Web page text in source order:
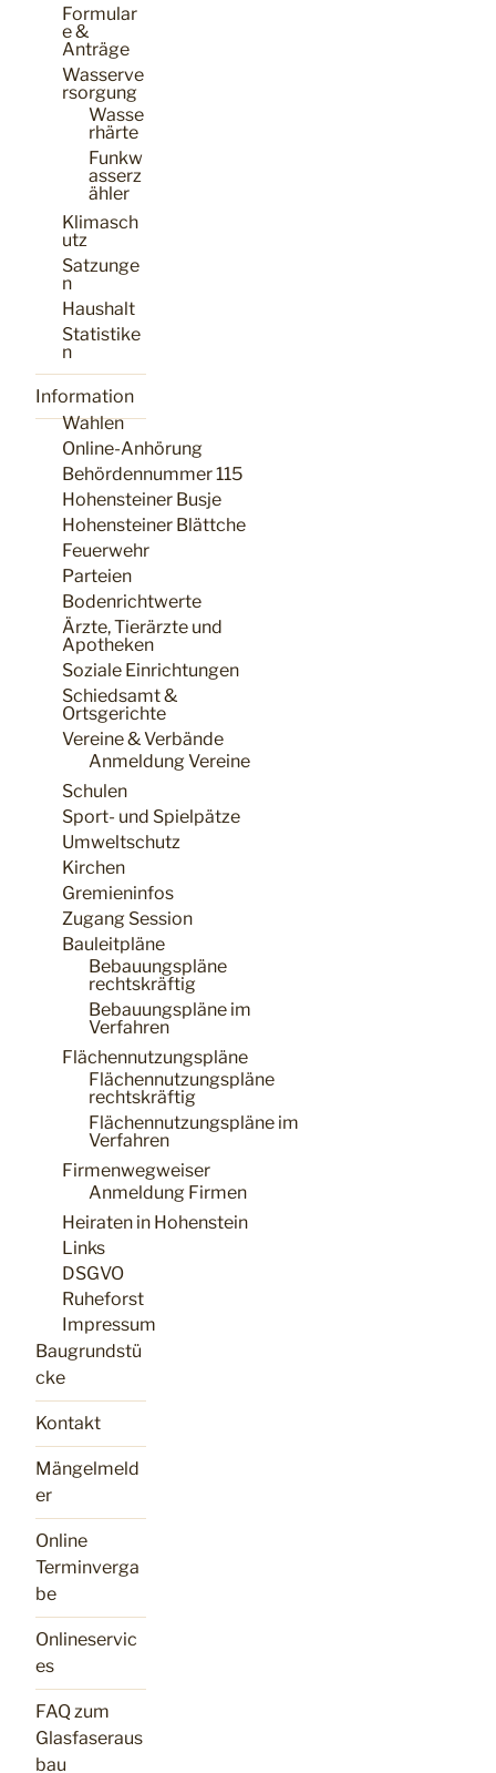
Formular
e &
Anträge
Wasserve
rsorgung
Wasse
rhärte
Funkw
asserz
ähler
Klimasch
utz
Satzunge
n
Haushalt
Statistike
n
Information
Wahlen
Online-Anhörung
Behördennummer 115
Hohensteiner Busje
Hohensteiner Blättche
Feuerwehr
Parteien
Bodenrichtwerte
Ärzte, Tierärzte und
Apotheken
Soziale Einrichtungen
Schiedsamt &
Ortsgerichte
Vereine & Verbände
Anmeldung Vereine
Schulen
Sport- und Spielpätze
Umweltschutz
Kirchen
Gremieninfos
Zugang Session
Bauleitpläne
Bebauungspläne
rechtskräftig
Bebauungspläne im
Verfahren
Flächennutzungspläne
Flächennutzungspläne
rechtskräftig
Flächennutzungspläne im
Verfahren
Firmenwegweiser
Anmeldung Firmen
Heiraten in Hohenstein
Links
DSGVO
Ruheforst
Impressum
Baugrundstü
cke
Kontakt
Mängelmeld
er
Online
Terminverga
be
Onlineservic
es
FAQ zum
Glasfaseraus
bau